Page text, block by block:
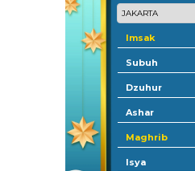
Imsak
Subuh
Dzuhur
Ashar
Maghrib
Isya